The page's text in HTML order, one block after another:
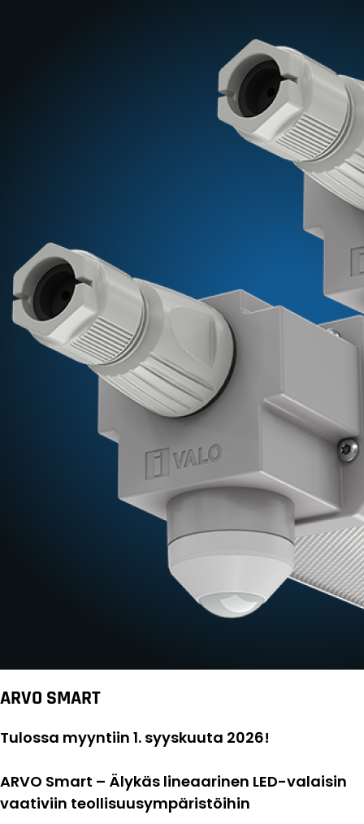
ARVO SMART
Tulossa myyntiin 1. syyskuuta 2026!
ARVO Smart – Älykäs lineaarinen LED-valaisin
vaativiin teollisuusympäristöihin